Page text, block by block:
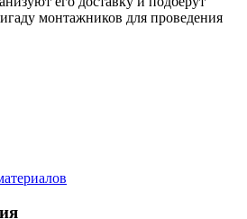
монтажников для проведения